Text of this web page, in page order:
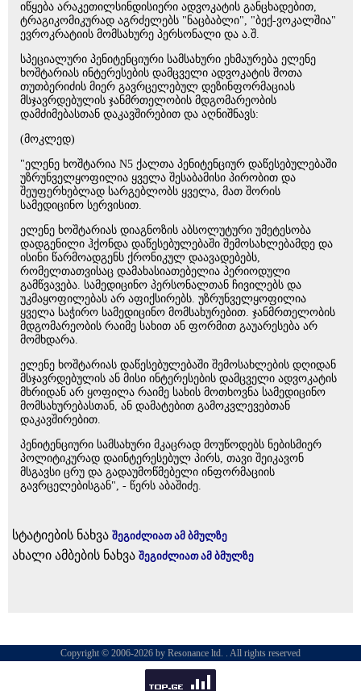
იწყება არაკეთილსინდისიერი ადვოკატის განცხადებით,
ტრაგიკომიკურად აგრძელებს "ნაცბაბლი", "ბექ-ვოკალშია"
ევროკრატიის მომსახურე პერსონალი და ა.შ.
სპეციალური პენიტენციური სამსახური ეხმაურება ელენე
ხოშტარიას ინტერესების დამცველი ადვოკატის შოთა
თუთბერიძის მიერ გავრცელებულ დეზინფორმაციას
მსჯავრდებულის ჯანმრთელობის მდგომარეობის
დამძიმებასთან დაკავშირებით და აღნიშნავს:
(მოკლედ)
"ელენე ხოშტარია N5 ქალთა პენიტენციურ დაწესებულებაში
უზრუნველყოფილია ყველა შესაბამისი პირობით და
შეუფერხებლად სარგებლობს ყველა, მათ შორის
სამედიცინო სერვისით.
ელენე ხოშტარიას დიაგნოზის აბსოლუტური უმეტესობა
დადგენილი ჰქონდა დაწესებულებაში შემოსახლებამდე და
ისინი წარმოადგენს ქრონიკულ დაავადებებს,
რომელთათვისაც დამახასიათებელია პერიოდული
გამწვავება. სამედიცინო პერსონალთან ჩივილებს და
უკმაყოფილებას არ აფიქსირებს. უზრუნველყოფილია
ყველა საჭირო სამედიცინო მომსახურებით. ჯანმრთელობის
მდგომარეობის რაიმე სახით ან ფორმით გაუარესება არ
მომხდარა.
ელენე ხოშტარიას დაწესებულებაში შემოსახლების დღიდან
მსჯავრდებულის ან მისი ინტერესების დამცველი ადვოკატის
მხრიდან არ ყოფილა რაიმე სახის მოთხოვნა სამედიცინო
მომსახურებასთან, ან დამატებით გამოკვლევებთან
დაკავშირებით.
პენიტენციური სამსახური მკაცრად მოუწოდებს ნებისმიერ
პოლიტიკურად დაინტერესებულ პირს, თავი შეიკავონ
მსგავსი ცრუ და გადაუმოწმებელი ინფორმაციის
გავრცელებისგან", - წერს აბაშიძე.
სტატიების ნახვა შეგიძლიათ ამ ბმულზე
ახალი ამბების ნახვა შეგიძლიათ ამ ბმულზე
Copyright © 2006-2026 by Resonance ltd. . All rights reserved